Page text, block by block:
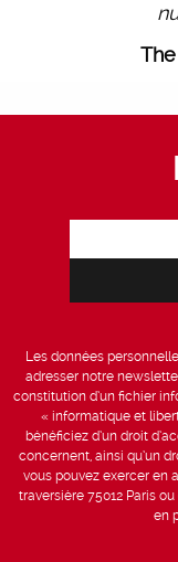
Les données
adresser notre
constitution d’un fichier
« informatique et
bénéficiez d’un droit
concernent, ainsi qu’un
vous pouvez exercer en
traversière 75012 Paris
en